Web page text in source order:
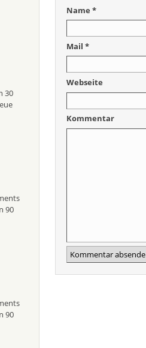
Name *
Mail *
Webseite
Kommentar
30
90
90